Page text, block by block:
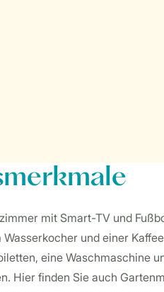
mit Smart-TV und
und einer
eine Waschmaschine
Hier finden Sie auch